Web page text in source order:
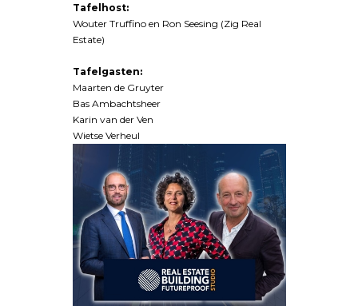
Tafelhost:
Wouter Truffino en Ron Seesing (Zig Real
Estate)
Tafelgasten:
Maarten de Gruyter
Bas Ambachtsheer
Karin van der Ven
Wietse Verheul